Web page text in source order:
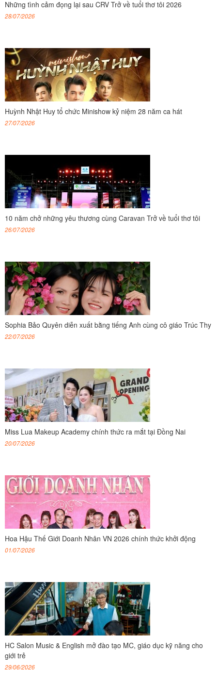
Những tình cảm đọng lại sau CRV Trở về tuổi thơ tôi 2026
28/07/2026
Huỳnh Nhật Huy tổ chức Minishow kỷ niệm 28 năm ca hát
27/07/2026
10 năm chở những yêu thương cùng Caravan Trở về tuổi thơ tôi
26/07/2026
Sophia Bảo Quyên diễn xuất bằng tiếng Anh cùng cô giáo Trúc Thy
22/07/2026
Miss Lua Makeup Academy chính thức ra mắt tại Đồng Nai
20/07/2026
Hoa Hậu Thế Giới Doanh Nhân VN 2026 chính thức khởi động
01/07/2026
HC Salon Music & English mở đào tạo MC, giáo dục kỹ năng cho
giới trẻ
29/06/2026